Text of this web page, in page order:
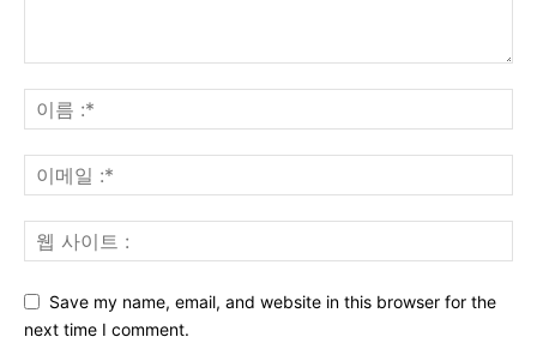
Save my name, email, and website in this browser for the
next time I comment.